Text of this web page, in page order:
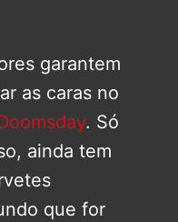
garantem
as caras no
. Só
ainda tem
que for